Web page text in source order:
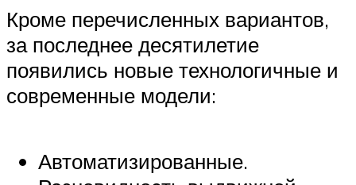
Кроме перечисленных вариантов,
за последнее десятилетие
появились новые технологичные и
современные модели:
Автоматизированные.